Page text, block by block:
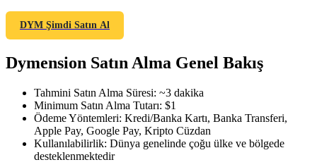
COIN-M Vadeli İşlemleri
TradFi
Hisse senetleri, döviz, değerli metaller ve emtia türevleri
DYM Şimdi Satın Al
Dymension Satın Alma Genel Bakış
Tahmini Satın Alma Süresi: ~3 dakika
Minimum Satın Alma Tutarı: $1
Ödeme Yöntemleri: Kredi/Banka Kartı, Banka Transferi,
Apple Pay, Google Pay, Kripto Cüzdan
Kullanılabilirlik: Dünya genelinde çoğu ülke ve bölgede
desteklenmektedir